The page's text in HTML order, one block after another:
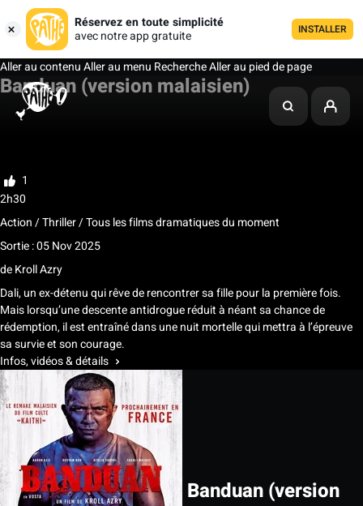
Réservez en toute simplicité
avec notre app gratuite
INSTALLER
Aller au contenuAller au menu RechercheAller au pied de page
Banduan (version malaisien)
Ma liste
1
2h30
Action / Thriller / Tous les films dramatiques du moment
Sortie : 05 Nov 2025
deKroll Azry
Dali, un ex-détenu qui rêve de rencontrer sa fille pour la première fois.
Mais lorsqu’une descente antidrogue réduit à néant sa chance de
rédemption, il est entraîné dans une nuit mortelle qui mettra à l’épreuve
sa survie et son courage.
Infos, vidéos & détails
Banduan (version